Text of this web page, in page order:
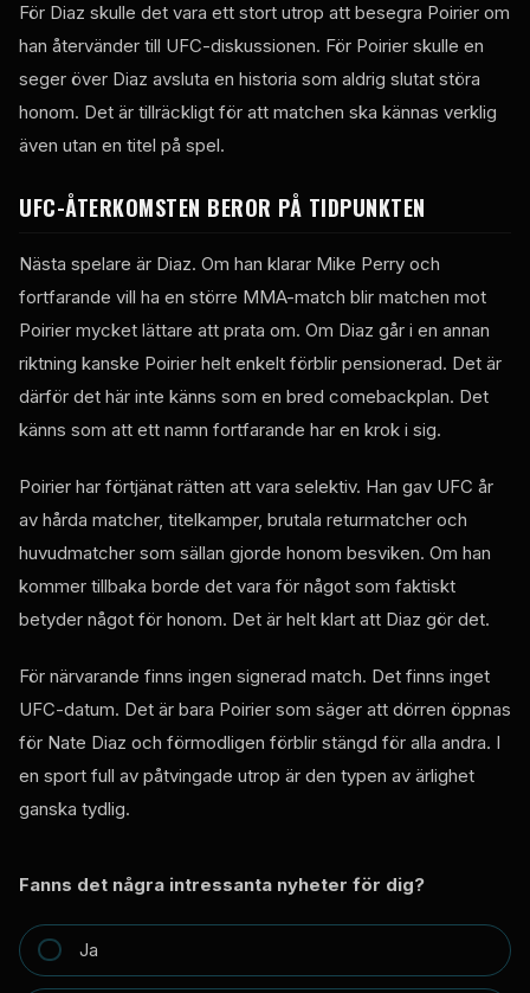
För Diaz skulle det vara ett stort utrop att besegra Poirier om
han återvänder till UFC-diskussionen. För Poirier skulle en
seger över Diaz avsluta en historia som aldrig slutat störa
honom. Det är tillräckligt för att matchen ska kännas verklig
även utan en titel på spel.
UFC-ÅTERKOMSTEN BEROR PÅ TIDPUNKTEN
Nästa spelare är Diaz. Om han klarar Mike Perry och
fortfarande vill ha en större MMA-match blir matchen mot
Poirier mycket lättare att prata om. Om Diaz går i en annan
riktning kanske Poirier helt enkelt förblir pensionerad. Det är
därför det här inte känns som en bred comebackplan. Det
känns som att ett namn fortfarande har en krok i sig.
Poirier har förtjänat rätten att vara selektiv. Han gav UFC år
av hårda matcher, titelkamper, brutala returmatcher och
huvudmatcher som sällan gjorde honom besviken. Om han
kommer tillbaka borde det vara för något som faktiskt
betyder något för honom. Det är helt klart att Diaz gör det.
För närvarande finns ingen signerad match. Det finns inget
UFC-datum. Det är bara Poirier som säger att dörren öppnas
för Nate Diaz och förmodligen förblir stängd för alla andra. I
en sport full av påtvingade utrop är den typen av ärlighet
ganska tydlig.
Fanns det några intressanta nyheter för dig?
Ja